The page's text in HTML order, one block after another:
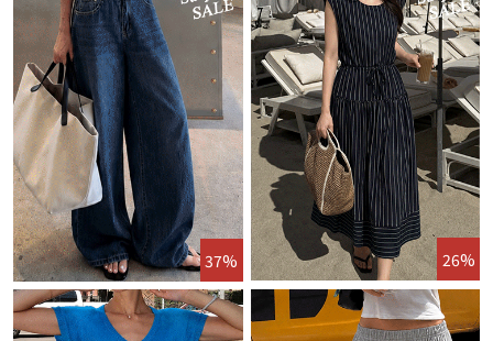
37% 26%